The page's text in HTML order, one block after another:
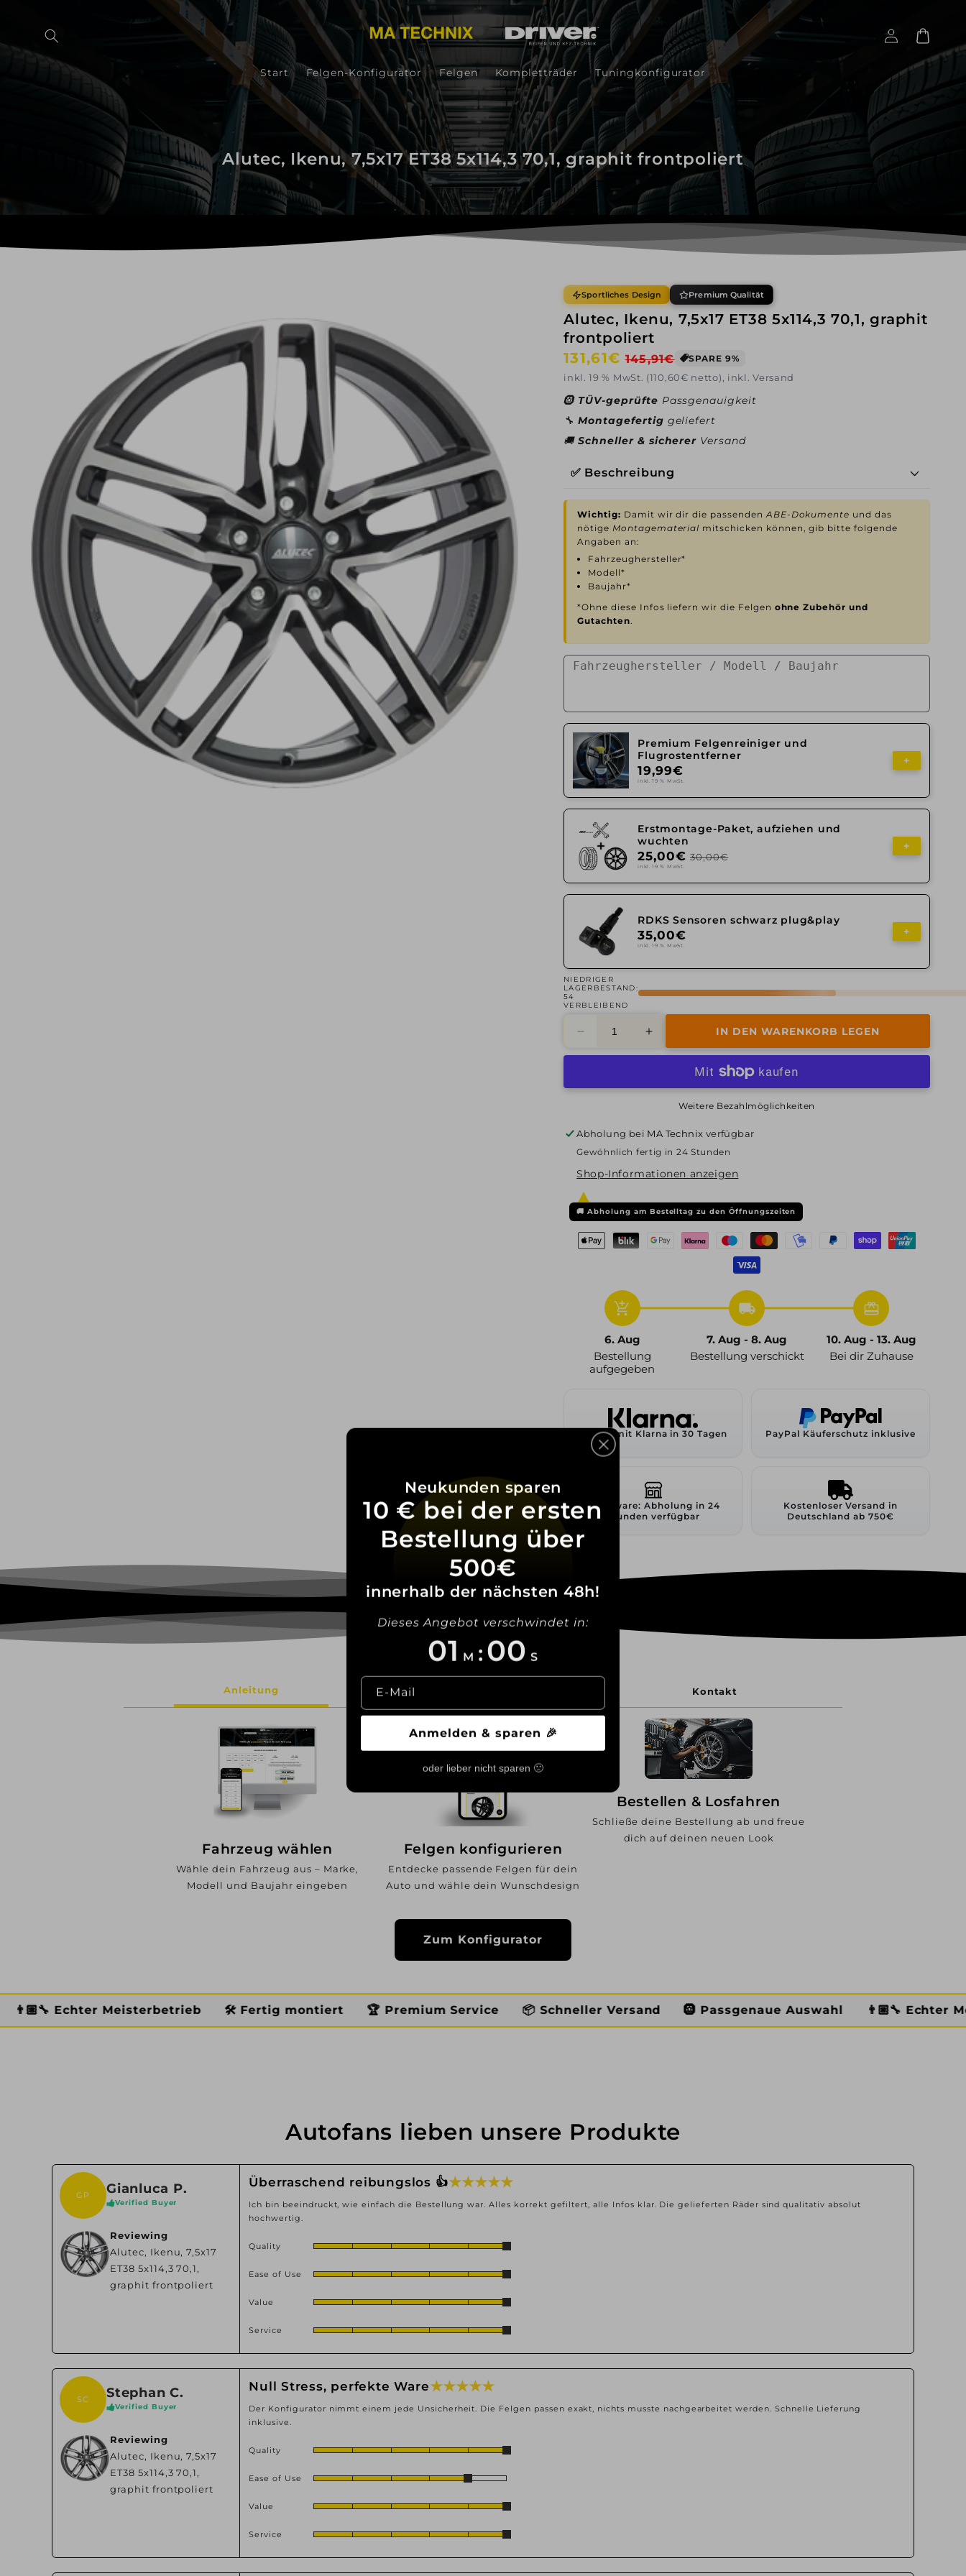
Inhalt
Start Felgen-Konfigurator Felgen Kompletträder Tuningkonfigurator
Einloggen
Warenkorb
Alutec, Ikenu, 7,5x17 ET38 5x114,3 70,1, graphit frontpoliert
Sportliches Design Premium Qualität
Alutec, Ikenu, 7,5x17 ET38 5x114,3 70,1, graphit
frontpoliert
Normaler
Preis
131,61€ Verkaufspreis
145,91€ SPARE 9%
inkl. 19 % MwSt. (110,60€ netto), inkl. Versand
🛞 TÜV-geprüfte Passgenauigkeit
🔧Montagefertig geliefert
🚚Schneller & sicherer Versand
✅ Beschreibung
Wichtig: Damit wir dir die passendenABE-Dokumente und das
nötige Montagematerial mitschicken können, gib bitte folgende
Angaben an:
Fahrzeughersteller*
Modell*
Baujahr*
*Ohne diese Infos liefern wir die Felgen ohne Zubehör und
Gutachten.
Premium Felgenreiniger und
Flugrostentferner
19,99€
inkl. 19 % MwSt.
+
Erstmontage-Paket, aufziehen und
wuchten
25,00€ 30,00€
inkl. 19 % MwSt.
+
RDKS Sensoren schwarz plug&play
35,00€
inkl. 19 % MwSt.
+
NIEDRIGER
LAGERBESTAND:
54
VERBLEIBEND
Verringere
die
7,5x17
5x114,3
70,1,
graphit
frontpoliert
Erhöhe
die
Ikenu,
7,5x17
5x114,3
70,1,
frontpoliert
IN DEN WARENKORB LEGEN
Weitere Bezahlmöglichkeiten
Abholung bei MA Technix verfügbar
Gewöhnlich fertig in 24 Stunden
Shop-Informationen anzeigen
🚚 Abholung am Bestelltag zu den Öffnungszeiten
add_shopping_cart
6. Aug
Bestellung
aufgegeben
local_shipping
7. Aug - 8. Aug
Bestellung verschickt
redeem
10. Aug - 13. Aug
Bei dir Zuhause
Zahlen mit Klarna in 30 Tagen PayPal Käuferschutz inklusive
Lagerware: Abholung in 24
Stunden verfügbar
Kostenloser Versand in
Deutschland ab 750€
Anleitung Versand Kontakt
Fahrzeug wählen
Wähle dein Fahrzeug aus – Marke,
Modell und Baujahr eingeben
Felgen konfigurieren
Entdecke passende Felgen für dein
Auto und wähle dein Wunschdesign
Bestellen & Losfahren
Schließe deine Bestellung ab und freue
dich auf deinen neuen Look
Zum Konfigurator
Meisterbetrieb 🛠️ Fertig montiert 🏆 Premium Service 📦 Schneller Versand 🛞 Passgenaue Auswahl 👨🏼‍🔧 Echter Meisterbetrieb
Autofans lieben unsere Produkte
GP Gianluca P.
Verified Buyer
Reviewing
Alutec, Ikenu, 7,5x17
ET38 5x114,3 70,1,
graphit frontpoliert
Überraschend reibungslos 👍★ ★ ★ ★ ★
Ich bin beeindruckt, wie einfach die Bestellung war. Alles korrekt gefiltert, alle Infos klar. Die gelieferten Räder sind qualitativ absolut
hochwertig.
Quality
Ease of Use
Value
Service
SC Stephan C.
Verified Buyer
Reviewing
Alutec, Ikenu, 7,5x17
ET38 5x114,3 70,1,
graphit frontpoliert
Null Stress, perfekte Ware★ ★ ★ ★ ★
Der Konfigurator nimmt einem jede Unsicherheit. Die Felgen passen exakt, nichts musste nachgearbeitet werden. Schnelle Lieferung
inklusive.
Quality
Ease of Use
Value
Service
Neukunden sparen
10 € bei der ersten
Bestellung über
500€
innerhalb der nächsten 48h!
Dieses Angebot verschwindet in:
00 M :58 S
E-Mail
Anmelden & sparen 🎉
oder lieber nicht sparen 🙁